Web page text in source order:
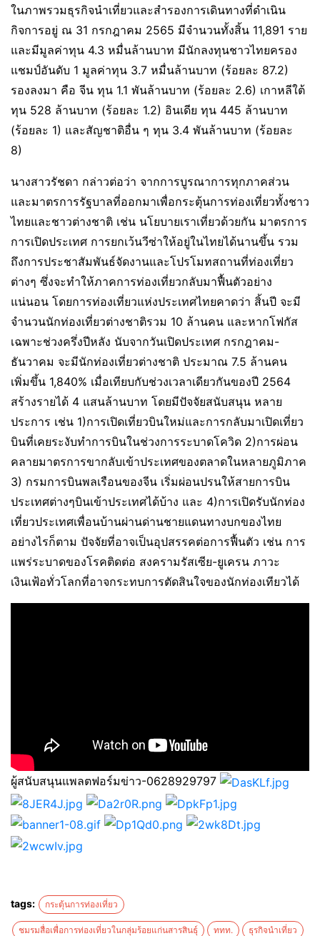
ในภาพรวมธุรกิจนำเที่ยวและสำรองการเดินทางที่ดำเนิน
กิจการอยู่ ณ 31 กรกฎาคม 2565 มีจำนวนทั้งสิ้น 11,891 ราย
และมีมูลค่าทุน 4.3 หมื่นล้านบาท มีนักลงทุนชาวไทยครอง
แชมป์อันดับ 1 มูลค่าทุน 3.7 หมื่นล้านบาท (ร้อยละ 87.2)
รองลงมา คือ จีน ทุน 1.1 พันล้านบาท (ร้อยละ 2.6) เกาหลีใต้
ทุน 528 ล้านบาท (ร้อยละ 1.2) อินเดีย ทุน 445 ล้านบาท
(ร้อยละ 1) และสัญชาติอื่น ๆ ทุน 3.4 พันล้านบาท (ร้อยละ
8)
นางสาวรัชดา กล่าวต่อว่า จากการบูรณาการทุกภาคส่วน
และมาตรการรัฐบาลที่ออกมาเพื่อกระตุ้นการท่องเที่ยวทั้งชาว
ไทยและชาวต่างชาติ เช่น นโยบายเราเที่ยวด้วยกัน มาตรการ
การเปิดประเทศ การยกเว้นวีซ่าให้อยู่ในไทยได้นานขึ้น รวม
ถึงการประชาสัมพันธ์จัดงานและโปรโมทสถานที่ท่องเที่ยว
ต่างๆ ซึ่งจะทำให้ภาคการท่องเที่ยวกลับมาฟื้นตัวอย่าง
แน่นอน โดยการท่องเที่ยวแห่งประเทศไทยคาดว่า สิ้นปี จะมี
จำนวนนักท่องเที่ยวต่างชาติรวม 10 ล้านคน และหากโฟกัส
เฉพาะช่วงครึ่งปีหลัง นับจากวันเปิดประเทศ กรกฎาคม-
ธันวาคม จะมีนักท่องเที่ยวต่างชาติ ประมาณ 7.5 ล้านคน
เพิ่มขึ้น 1,840% เมื่อเทียบกับช่วงเวลาเดียวกันของปี 2564
สร้างรายได้ 4 แสนล้านบาท โดยมีปัจจัยสนับสนุน หลาย
ประการ เช่น 1)การเปิดเที่ยวบินใหม่และการกลับมาเปิดเที่ยว
บินที่เคยระงับทำการบินในช่วงการระบาดโควิด 2)การผ่อน
คลายมาตรการขากลับเข้าประเทศของตลาดในหลายภูมิภาค
3) กรมการบินพลเรือนของจีน เริ่มผ่อนปรนให้สายการบิน
ประเทศต่างๆบินเข้าประเทศได้บ้าง และ 4)การเปิดรับนักท่อง
เที่ยวประเทศเพื่อนบ้านผ่านด่านชายแดนทางบกของไทย
อย่างไรก็ตาม ปัจจัยที่อาจเป็นอุปสรรคต่อการฟื้นตัว เช่น การ
แพร่ระบาดของโรคติดต่อ สงครามรัสเซีย-ยูเครน ภาวะ
เงินเฟ้อทั่วโลกที่อาจกระทบการตัดสินใจของนักท่องเทียวได้
ผู้สนับสนุนแพลตฟอร์มข่าว-0628929797
tags: กระตุ้นการท่องเที่ยว
ชมรมสื่อเพื่อการท่องเที่ยวในกลุ่มร้อยแก่นสารสินธุ์ ททท. ธุรกิจนำเที่ยว